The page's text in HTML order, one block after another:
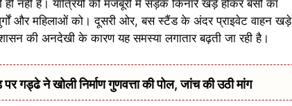
नहीं हैं। यात्रियों को मजबूरी में सड़क किनारे खड़े होकर बसों का
और महिलाओं को। दूसरी ओर, बस स्टैंड के अंदर प्राइवेट वाहन खड़े
की अनदेखी के कारण यह समस्या लगातार बढ़ती जा रही है।
ने खोली निर्माण गुणवत्ता की पोल, जांच की उठी मांग